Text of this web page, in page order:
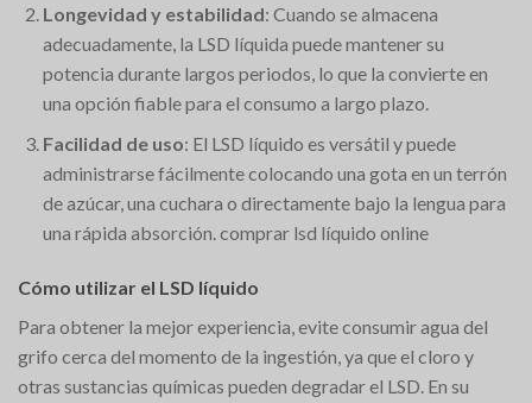
Longevidad y estabilidad: Cuando se almacena
adecuadamente, la LSD líquida puede mantener su
potencia durante largos periodos, lo que la convierte en
una opción fiable para el consumo a largo plazo.
Facilidad de uso: El LSD líquido es versátil y puede
administrarse fácilmente colocando una gota en un terrón
de azúcar, una cuchara o directamente bajo la lengua para
una rápida absorción. comprar lsd líquido online
Cómo utilizar el LSD líquido
Para obtener la mejor experiencia, evite consumir agua del
grifo cerca del momento de la ingestión, ya que el cloro y
otras sustancias químicas pueden degradar el LSD. En su